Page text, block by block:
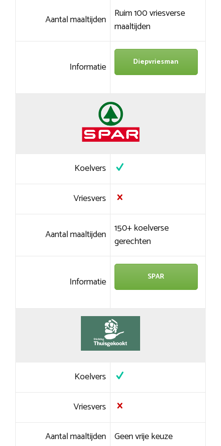
Aantal maaltijden Ruim 100 vriesverse
maaltijden
Informatie Diepvriesman
Koelvers
Vriesvers
Aantal maaltijden 150+ koelverse
gerechten
Informatie SPAR
Koelvers
Vriesvers
Aantal maaltijden Geen vrije keuze